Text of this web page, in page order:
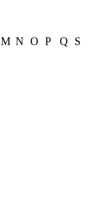
M N O P Q
S